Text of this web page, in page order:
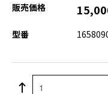
販売価格
型番